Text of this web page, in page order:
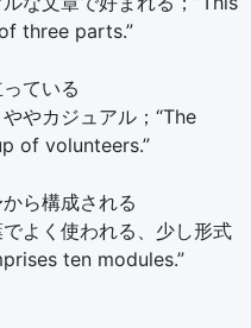
three parts.”
ている
やカジュアル；“The
of volunteers.”
ら構成される
よく使われる、少し形式
ten modules.”